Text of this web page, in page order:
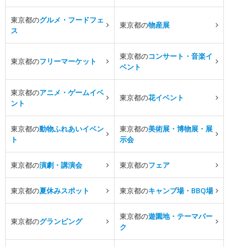
東京都のグルメ・フードフェ
ス
東京都の物産展
東京都のフリーマーケット
東京都のコンサート・音楽イ
ベント
東京都のアニメ・ゲームイベ
ント
東京都の花イベント
東京都の動物ふれあいイベン
ト
東京都の美術展・博物展・展
示会
東京都の演劇・講演会 東京都のフェア
東京都の夏休みスポット 東京都のキャンプ場・BBQ場
東京都のグランピング
東京都の遊園地・テーマパー
ク